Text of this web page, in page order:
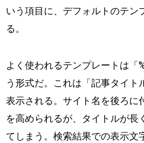
いう項目に、デフォルトのテン
る。
よく使われるテンプレートは「
う形式だ。これは「記事タイト
表示される。サイト名を後ろに
を高められるが、タイトルが長
てしまう。検索結果での表示文